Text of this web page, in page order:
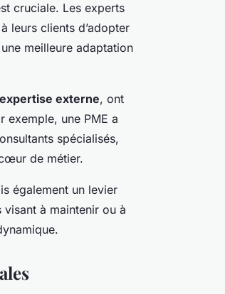
cruciale. Les experts
leurs clients d’adopter
meilleure adaptation
expertise externe, ont
exemple, une PME a
spécialisés,
de métier.
également un levier
visant à maintenir ou à